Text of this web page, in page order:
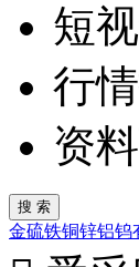
短
行
资
金硫铁铜锌铝钨